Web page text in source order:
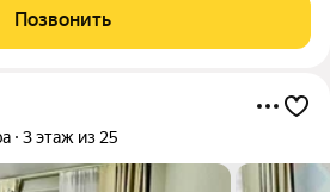
Здание представляет собой стык
к
Позвонить
3 этаж из 25